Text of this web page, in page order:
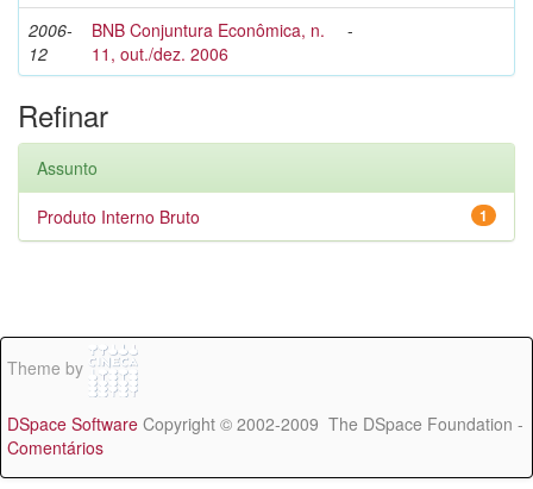
2006-
12
BNB Conjuntura Econômica, n.
11, out./dez. 2006
-
Refinar
Assunto
1
Produto Interno Bruto
Theme by
DSpace Software Copyright © 2002-2009 The DSpace Foundation -
Comentários